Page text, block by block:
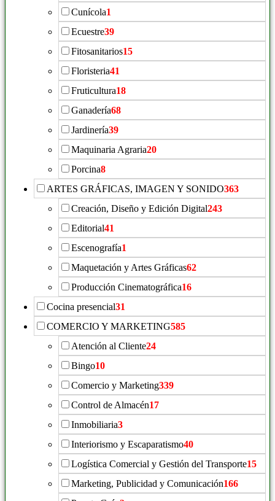
Cunícola1
Ecuestre39
Fitosanitarios15
Floristeria41
Fruticultura18
Ganadería68
Jardinería39
Maquinaria Agraria20
Porcina8
ARTES GRÁFICAS, IMAGEN Y SONIDO363
Creación, Diseño y Edición Digital243
Editorial41
Escenografía1
Maquetación y Artes Gráficas62
Producción Cinematográfica16
Cocina presencial31
COMERCIO Y MARKETING585
Atención al Cliente24
Bingo10
Comercio y Marketing339
Control de Almacén17
Inmobiliaria3
Interiorismo y Escaparatismo40
Logística Comercial y Gestión del Transporte15
Marketing, Publicidad y Comunicación166